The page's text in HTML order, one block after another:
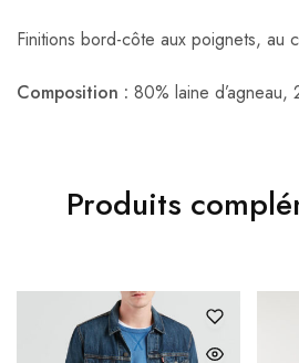
Finitions bord-côte aux poignets, au
Composition : 80% laine d’agneau,
Produits